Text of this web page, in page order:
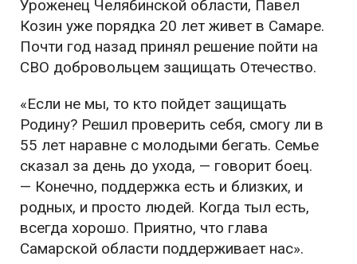
Уроженец Челябинской области, Павел
Козин уже порядка 20 лет живет в Самаре.
Почти год назад принял решение пойти на
СВО добровольцем защищать Отечество.
«Если не мы, то кто пойдет защищать
Родину? Решил проверить себя, смогу ли в
55 лет наравне с молодыми бегать. Семье
сказал за день до ухода, — говорит боец.
— Конечно, поддержка есть и близких, и
родных, и просто людей. Когда тыл есть,
всегда хорошо. Приятно, что глава
Самарской области поддерживает нас».